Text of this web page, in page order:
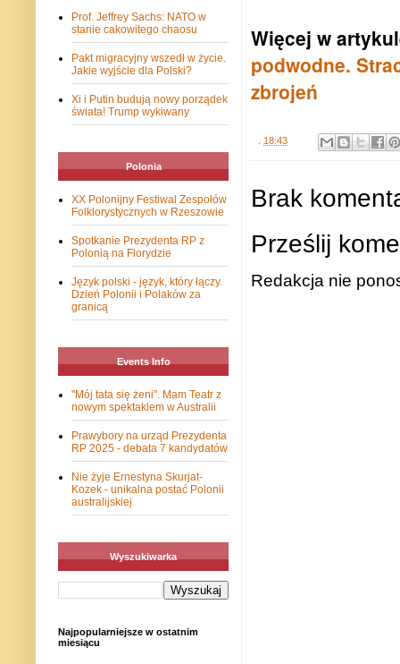
Więcej w
podwodne.
zbrojeń
. 18:43
Brak
Prześlij
Redakcja nie
Prof. Jeffrey Sachs: NATO w
stanie cakowitego chaosu
Pakt migracyjny wszedł w życie.
Jakie wyjście dla Polski?
Xi i Putin budują nowy porządek
świata! Trump wykiwany
Polonia
XX Polonijny Festiwal Zespołów
Folklorystycznych w Rzeszowie
Spotkanie Prezydenta RP z
Polonią na Florydzie
Język polski - język, który łączy.
Dzień Polonii i Polaków za
granicą
Events Info
"Mój tata się żeni". Mam Teatr z
nowym spektaklem w Australii
Prawybory na urząd Prezydenta
RP 2025 - debata 7 kandydatów
Nie żyje Ernestyna Skurjat-
Kozek - unikalna postać Polonii
australijskiej
Wyszukiwarka
Najpopularniejsze w ostatnim
miesiącu